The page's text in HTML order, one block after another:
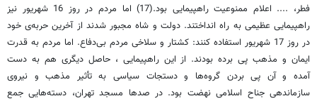
فطر، .... اعلام ممنوعیت راهپیمایی بود.(17) اما مردم در روز 16 شهریور نیز
راهپیمایی عظیمی به راه انداختند. دولت و شاه مجبور شدند از آخرین حربه‌ی خود
در روز 17 شهریور استفاده کنند: کشتار و سلاخی مردم بی‌دفاع. اما مردم به قدرت
ایمان و مذهب پی برده بودند. از این راهپیمایی ، حاصل دیگری هم به دست
آمده و آن پی بردن گروه‌ها و دستجات سیاسی به تأثیر مذهب و نیروی
سازماندهی جناح اسلامی نهضت بود. در صدها مسجد تهران، دسته‌هایی جمع